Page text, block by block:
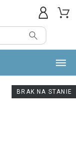
BRAK NA STANIE